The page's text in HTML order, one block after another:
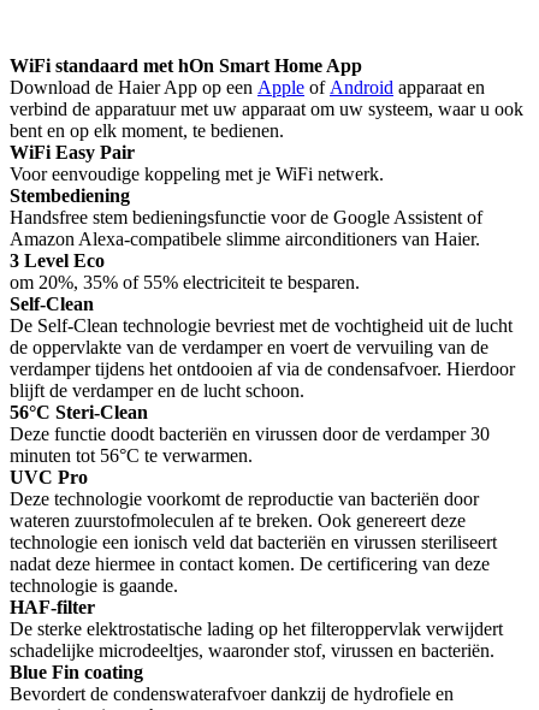
WiFi standaard met hOn Smart Home App
Download de Haier App op een Apple of Android apparaat en
verbind de apparatuur met uw apparaat om uw systeem, waar u ook
bent en op elk moment, te bedienen.
WiFi Easy Pair
Voor eenvoudige koppeling met je WiFi netwerk.
Stembediening
Handsfree stem bedieningsfunctie voor de Google Assistent of
Amazon Alexa-compatibele slimme airconditioners van Haier.
3 Level Eco
om 20%, 35% of 55% electriciteit te besparen.
Self-Clean
De Self-Clean technologie bevriest met de vochtigheid uit de lucht
de oppervlakte van de verdamper en voert de vervuiling van de
verdamper tijdens het ontdooien af via de condensafvoer. Hierdoor
blijft de verdamper en de lucht schoon.
56°C Steri-Clean
Deze functie doodt bacteriën en virussen door de verdamper 30
minuten tot 56°C te verwarmen.
UVC Pro
Deze technologie voorkomt de reproductie van bacteriën door
wateren zuurstofmoleculen af te breken. Ook genereert deze
technologie een ionisch veld dat bacteriën en virussen steriliseert
nadat deze hiermee in contact komen. De certificering van deze
technologie is gaande.
HAF-filter
De sterke elektrostatische lading op het filteroppervlak verwijdert
schadelijke microdeeltjes, waaronder stof, virussen en bacteriën.
Blue Fin coating
Bevordert de condenswaterafvoer dankzij de hydrofiele en